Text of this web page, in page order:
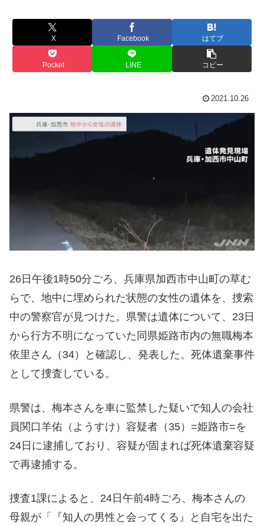
X Facebook はてブ
Pocket LINE コピー
2021.10.26
26日午後1時50分ごろ、兵庫県加西市中山町の草む
らで、地中に埋められた状態の女性の遺体を、捜索
中の警察官が見つけた。県警は遺体について、23日
から行方不明になっていた同県姫路市内の無職梅本
依里さん（34）と確認し、発表した。死体遺棄事件
として捜査している。
県警は、梅本さんを車に監禁した疑いで知人の会社
員関口羊佑（ようすけ）容疑者（35）=姫路市=を
24日に逮捕しており、容疑が固まれば死体遺棄容疑
で再逮捕する。
捜査1課によると、24日午前4時ごろ、梅本さんの
母親が「『知人の男性と会ってくる』と自宅を出た